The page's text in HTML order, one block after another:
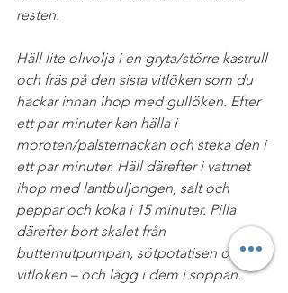
resten.
Häll lite olivolja i en gryta/större kastrull
och fräs på den sista vitlöken som du
hackar innan ihop med gullöken. Efter
ett par minuter kan hälla i
moroten/palsternackan och steka den i
ett par minuter. Häll därefter i vattnet
ihop med lantbuljongen, salt och
peppar och koka i 15 minuter. Pilla
därefter bort skalet från
butternutpumpan, sötpotatisen och
vitlöken – och lägg i dem i soppan.